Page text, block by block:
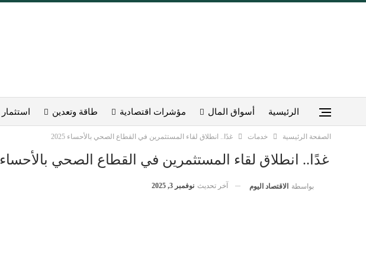
الرئيسية أسواق المال مؤشرات اقتصادية طاقة وتعدين استثمار
الصفحة الرئيسية خدمات غدًا.. انطلاق لقاء المستثمرين في القطاع الصحي بالأحساء 2025
غدًا.. انطلاق لقاء المستثمرين في القطاع الصحي بالأحساء 2025
بواسطة الاقتصاد اليوم آخر تحديث نوفمبر 3, 2025